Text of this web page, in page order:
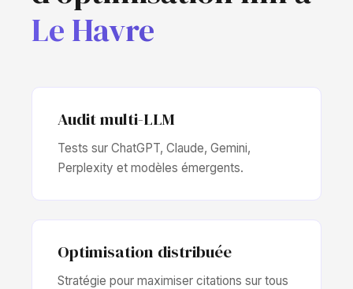
Le Havre
Audit multi-LLM
Tests sur ChatGPT, Claude, Gemini,
Perplexity et modèles émergents.
Optimisation distribuée
Stratégie pour maximiser citations sur tous